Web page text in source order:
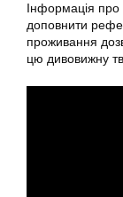
Інформація
доповнити
проживання
цю дивовижну